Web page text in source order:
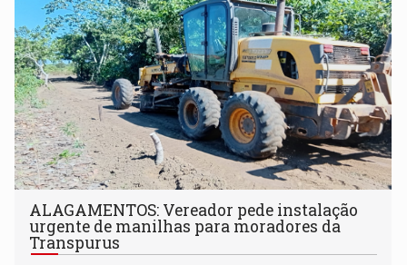
ALAGAMENTOS: Vereador pede instalação
urgente de manilhas para moradores da
Transpurus